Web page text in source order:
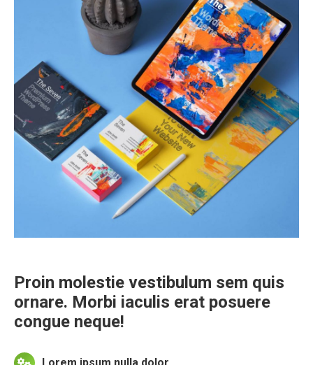
Proin molestie vestibulum sem quis
ornare. Morbi iaculis erat posuere
congue neque!